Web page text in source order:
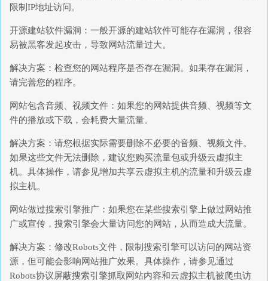
限制IP地址访问。
开源建站软件漏洞：一般开源的建站软件可能存在漏洞，很容
易被黑客发起攻击，导致网站流量过大。
解决方案：检查您的网站程序是否存在漏洞。如果存在漏洞，
请完善您的程序。
网站包含音频、视频文件：如果您的网站提供音频、视频等文
件的播放或下载，会耗费大量流量。
解决方案：请您根据实际需要删除不必要的音频、视频文件。
如果这些文件无法删除，建议您购买流量包或升级云虚拟主
机。具体操作，请参见增加共享云虚拟主机的流量和升级云虚
拟主机。
网站做过搜索引擎推广：如果您在某些搜索引擎上做过网站推
广或宣传，搜索引擎会大量访问您的网站，从而造成大流量。
解决方案：修改Robots文件，限制搜索引擎可以访问的网站资
源，但可能会影响网站推广效果。具体操作，请参见通过
Robots协议屏蔽搜索引擎抓取网站内容和云虚拟主机被爬虫访